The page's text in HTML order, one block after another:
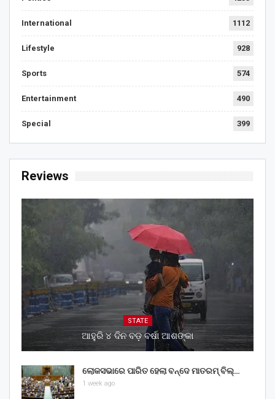
International 1112
Lifestyle 928
Sports 574
Entertainment 490
Special 399
Reviews
STATE
ଆହୁରି ୪ ଦିନ ବଡ଼ ବର୍ଷା ଆଶଙ୍କା
ଲୋକସଭାରେ ପାରିତ ହେଲା ବନ୍ଦେ ମାତରମ୍‌ ବିଲ୍‌…
1 week ago